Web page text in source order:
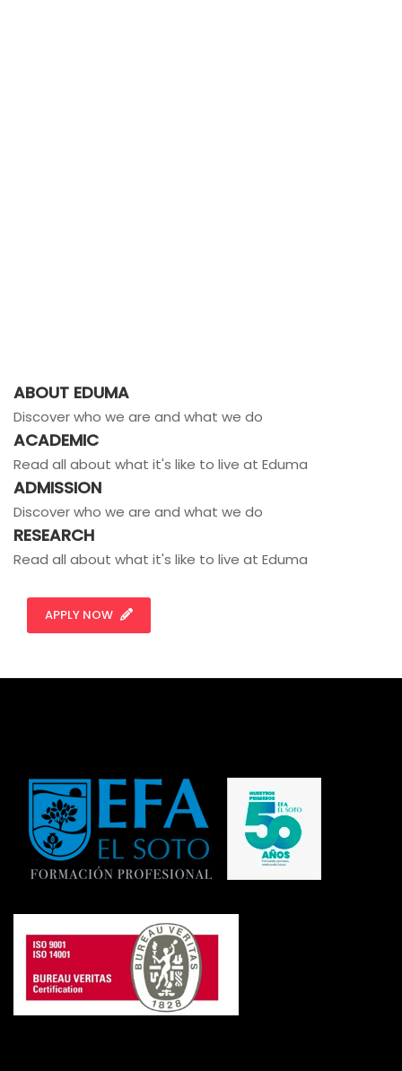
ABOUT EDUMA
Discover who we are and what we do
ACADEMIC
Read all about what it's like to live at Eduma
ADMISSION
Discover who we are and what we do
RESEARCH
Read all about what it's like to live at Eduma
APPLY NOW